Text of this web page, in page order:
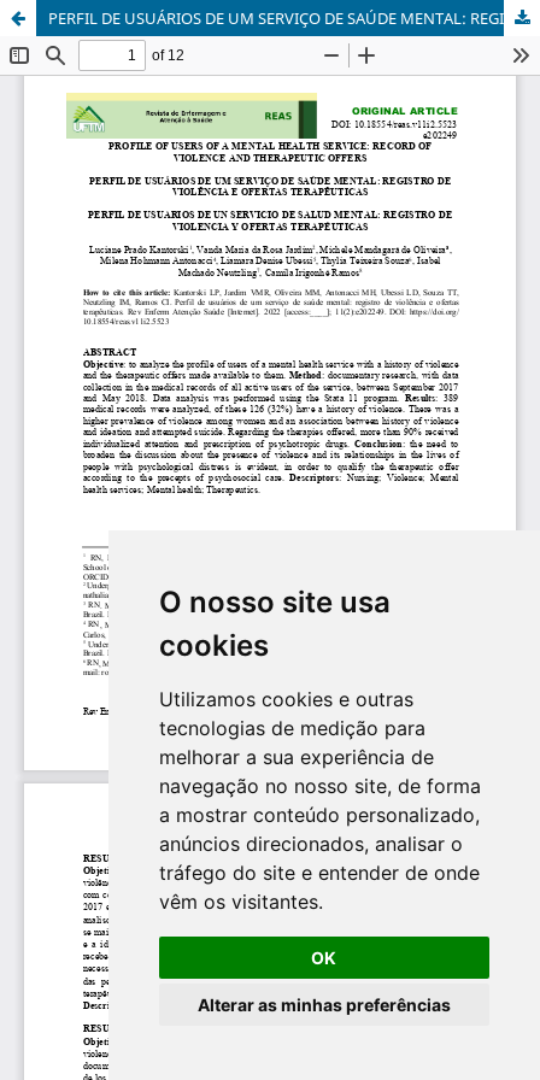
O nosso site usa
cookies
Utilizamos cookies e outras
tecnologias de medição para
melhorar a sua experiência de
navegação no nosso site, de forma
a mostrar conteúdo personalizado,
anúncios direcionados, analisar o
tráfego do site e entender de onde
vêm os visitantes.
OK
Alterar as minhas preferências
PERFIL DE USUÁRIOS DE UM SERVIÇO DE SAÚDE MENTAL: REGISTRO DE VIOLÊNCIA E OFERTAS TERAPÊUTICAS